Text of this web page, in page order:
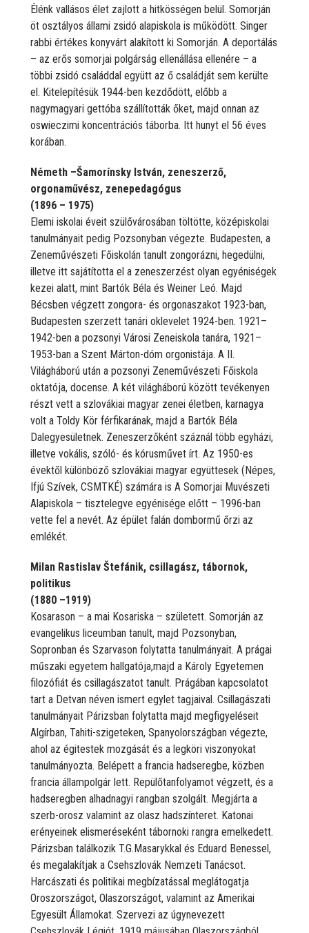
Élénk vallásos élet zajlott a hitkösségen belül. Somorján
öt osztályos állami zsidó alapiskola is működött. Singer
rabbi értékes konyvárt alakított ki Somorján. A deportálás
– az erős somorjai polgárság ellenállása ellenére – a
többi zsidó családdal együtt az ő családját sem kerülte
el. Kitelepítésük 1944-ben kezdődött, előbb a
nagymagyari gettóba szállították őket, majd onnan az
oswieczimi koncentrációs táborba. Itt hunyt el 56 éves
korában.
Németh –Šamorínsky István, zeneszerző,
orgonaművész, zenepedagógus
(1896 – 1975)
Elemi iskolai éveit szülővárosában töltötte, középiskolai
tanulmányait pedig Pozsonyban végezte. Budapesten, a
Zeneművészeti Főiskolán tanult zongorázni, hegedülni,
illetve itt sajátította el a zeneszerzést olyan egyéniségek
kezei alatt, mint Bartók Béla és Weiner Leó. Majd
Bécsben végzett zongora- és orgonaszakot 1923-ban,
Budapesten szerzett tanári oklevelet 1924-ben. 1921–
1942-ben a pozsonyi Városi Zeneiskola tanára, 1921–
1953-ban a Szent Márton-dóm orgonistája. A II.
Világháború után a pozsonyi Zeneművészeti Főiskola
oktatója, docense. A két világháború között tevékenyen
részt vett a szlovákiai magyar zenei életben, karnagya
volt a Toldy Kör férfikarának, majd a Bartók Béla
Dalegyesületnek. Zeneszerzőként száznál több egyházi,
illetve vokális, szóló- és kórusművet írt. Az 1950-es
évektől különböző szlovákiai magyar együttesek (Népes,
Ifjú Szívek, CSMTKÉ) számára is A Somorjai Muvészeti
Alapiskola – tisztelegve egyénisége előtt – 1996-ban
vette fel a nevét. Az épület falán dombormű őrzi az
emlékét.
Milan Rastislav Štefánik, csillagász, tábornok,
politikus
(1880 –1919)
Kosarason – a mai Kosariska – született. Somorján az
evangelikus liceumban tanult, majd Pozsonyban,
Sopronban és Szarvason folytatta tanulmányait. A prágai
műszaki egyetem hallgatója,majd a Károly Egyetemen
filozófiát és csillagászatot tanult. Prágában kapcsolatot
tart a Detvan néven ismert egylet tagjaival. Csillagászati
tanulmányait Párizsban folytatta majd megfigyeléseit
Algírban, Tahiti-szigeteken, Spanyolországban végezte,
ahol az égitestek mozgását és a legköri viszonyokat
tanulmányozta. Belépett a francia hadseregbe, közben
francia állampolgár lett. Repülőtanfolyamot végzett, és a
hadseregben alhadnagyi rangban szolgált. Megjárta a
szerb-orosz valamint az olasz hadszínteret. Katonai
erényeinek elismeréseként tábornoki rangra emelkedett.
Párizsban találkozik T.G.Masarykkal és Eduard Benessel,
és megalakítjak a Csehszlovák Nemzeti Tanácsot.
Harcászati és politikai megbízatással meglátogatja
Oroszországot, Olaszországot, valamint az Amerikai
Egyesült Államokat. Szervezi az úgynevezett